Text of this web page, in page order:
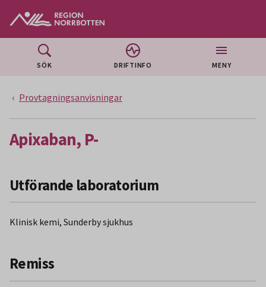
SÖK DRIFTINFO MENY
Provtagningsanvisningar
Apixaban, P-
Utförande laboratorium
Klinisk kemi, Sunderby sjukhus
Remiss